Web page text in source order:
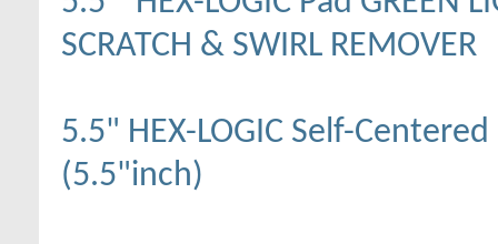
SCRATCH & SWIRL REMOVER
5.5" HEX-LOGIC Self-Centered
(5.5"inch)